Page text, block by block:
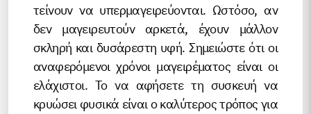
τείνουν να υπερμαγειρεύονται. Ωστόσο, αν
δεν μαγειρευτούν αρκετά, έχουν μάλλον
σκληρή και δυσάρεστη υφή. Σημειώστε ότι οι
αναφερόμενοι χρόνοι μαγειρέματος είναι οι
ελάχιστοι. Το να αφήσετε τη συσκευή να
κρυώσει φυσικά είναι ο καλύτερος τρόπος για